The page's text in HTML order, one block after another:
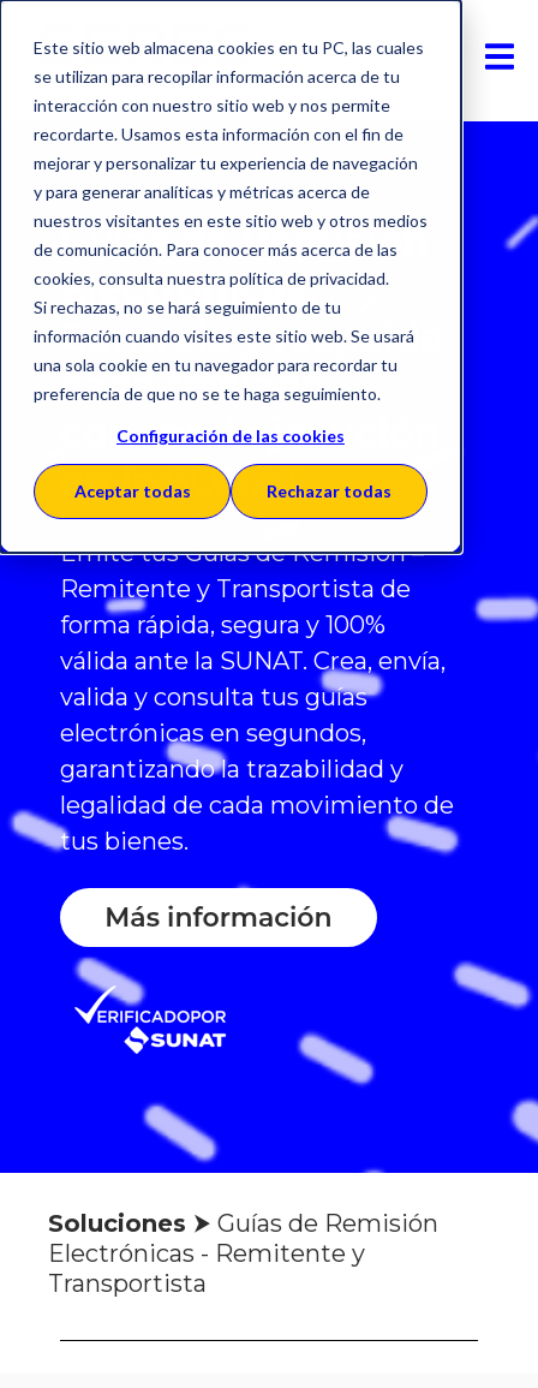
Este sitio web almacena cookies en tu PC, las cuales
se utilizan para recopilar información acerca de tu
interacción con nuestro sitio web y nos permite
recordarte. Usamos esta información con el fin de
mejorar y personalizar tu experiencia de navegación
y para generar analíticas y métricas acerca de
nuestros visitantes en este sitio web y otros medios
de comunicación. Para conocer más acerca de las
cookies, consulta nuestra política de privacidad.
Si rechazas, no se hará seguimiento de tu
información cuando visites este sitio web. Se usará
una sola cookie en tu navegador para recordar tu
preferencia de que no se te haga seguimiento.
Configuración de las cookies
Aceptar todas Rechazar todas
Guías de Remisión
Electrónicas:
Controla y respalda
cada traslado
con total ejecución
en la SUNAT
Emite tus Guías de Remisión –
Remitente y Transportista de
forma rápida, segura y 100%
válida ante la SUNAT. Crea, envía,
valida y consulta tus guías
electrónicas en segundos,
garantizando la trazabilidad y
legalidad de cada movimiento de
tus bienes.
Soluciones ⮞ Guías de Remisión
Electrónicas - Remitente y
Transportista